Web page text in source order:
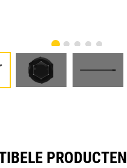
PRODUCTEN